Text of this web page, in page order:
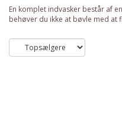
En komplet indvasker består af
behøver du ikke at bøvle med at